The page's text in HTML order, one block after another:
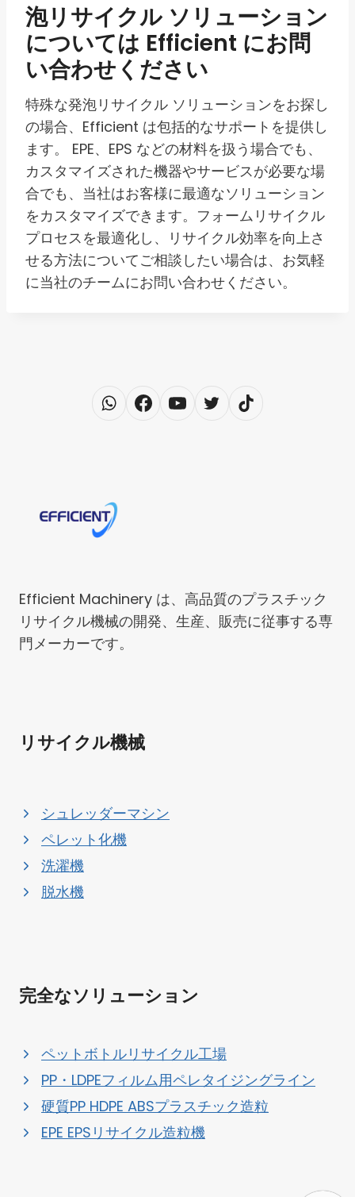
泡リサイクル ソリューション
については Efficient にお問
い合わせください
特殊な発泡リサイクル ソリューションをお探し
の場合、Efficient は包括的なサポートを提供し
ます。 EPE、EPS などの材料を扱う場合でも、
カスタマイズされた機器やサービスが必要な場
合でも、当社はお客様に最適なソリューション
をカスタマイズできます。フォームリサイクル
プロセスを最適化し、リサイクル効率を向上さ
せる方法についてご相談したい場合は、お気軽
に当社のチームにお問い合わせください。
Efficient Machinery は、高品質のプラスチック
リサイクル機械の開発、生産、販売に従事する専
門メーカーです。
リサイクル機械
シュレッダーマシン
ペレット化機
洗濯機
脱水機
完全なソリューション
ペットボトルリサイクル工場
PP・LDPEフィルム用ペレタイジングライン
硬質PP HDPE ABSプラスチック造粒
EPE EPSリサイクル造粒機